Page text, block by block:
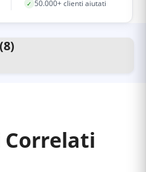
✓ 50.000+ clienti aiutati